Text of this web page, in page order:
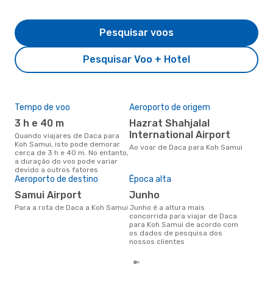
Pesquisar Voo + Hotel
Pesquisar voos
Tempo de voo
3 h e 40 m
Quando viajares de Daca para
Koh Samui, isto pode demorar
cerca de 3 h e 40 m. No entanto,
a duração do voo pode variar
devido a outros fatores
Aeroporto de origem
Hazrat Shahjalal
International Airport
Ao voar de Daca para Koh Samui
Aeroporto de destino
Samui Airport
Para a rota de Daca a Koh Samui
Época alta
junho
junho é a altura mais
concorrida para viajar de Daca
para Koh Samui de acordo com
os dados de pesquisa dos
nossos clientes